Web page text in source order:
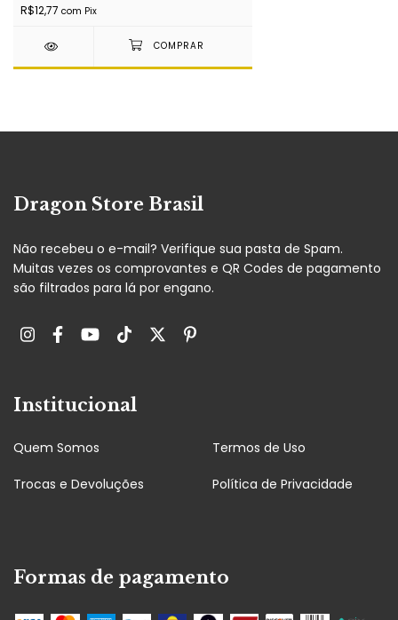
R$12,77 com Pix
Dragon Store Brasil
Não recebeu o e-mail? Verifique sua pasta de Spam.
Muitas vezes os comprovantes e QR Codes de pagamento
são filtrados para lá por engano.
Institucional
Quem Somos Termos de Uso
Trocas e Devoluções Política de Privacidade
Formas de pagamento